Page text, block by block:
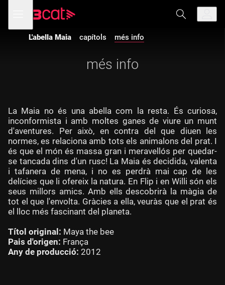
navegació
principal
menú
de
L'abella Maia capítols més info
més info
La Maia no és una abella com la resta. És curiosa,
inconformista i amb moltes ganes de viure un munt
d'aventures. Per això, en contra del que diuen les
normes, es relaciona amb tots els animalons del prat. I
és que el món és massa gran i meravellós per quedar-
se tancada dins d'un rusc! La Maia és decidida, valenta
i tafanera de mena, i no es perdrà mai cap de les
delícies que li ofereix la natura. En Flip i en Willi són els
seus millors amics. Amb ells descobrirà la màgia de
tot el que l'envolta. Gràcies a ella, veuràs que el prat és
el lloc més fascinant del planeta.
Títol original: Maya the bee
Pais d'origen: França
Any de producció: 2012